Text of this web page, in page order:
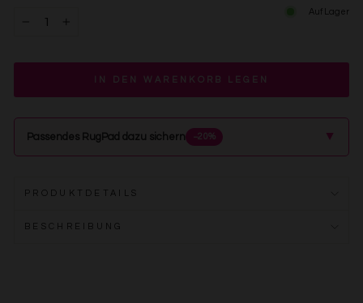
Auf Lager
IN DEN WARENKORB LEGEN
Passendes RugPad dazu sichern −20% ▲
PRODUKTDETAILS
BESCHREIBUNG